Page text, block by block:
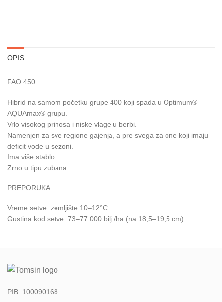
OPIS
FAO 450
Hibrid na samom početku grupe 400 koji spada u Optimum®
AQUAmax® grupu.
Vrlo visokog prinosa i niske vlage u berbi.
Namenjen za sve regione gajenja, a pre svega za one koji imaju
deficit vode u sezoni.
Ima više stablo.
Zrno u tipu zubana.
PREPORUKA
Vreme setve: zemljište 10–12°C
Gustina kod setve: 73–77.000 bilj./ha (na 18,5–19,5 cm)
PIB: 100090168